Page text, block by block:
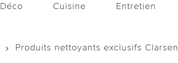
Déco Cuisine Entretien
Produits nettoyants exclusifs Clarsen